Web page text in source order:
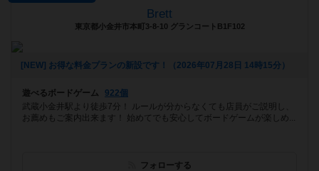
Brett
東京都小金井市本町3-8-10 グランコートB1F102
[NEW] お得な料金プランの新設です！（2026年07月28日 14時15分）
遊べるボードゲーム
922個
武蔵小金井駅より徒歩7分！ ルールが分からなくても店員がご説明し、
お薦めもご案内出来ます！ 始めてでも安心してボードゲームが楽しめ...
フォローする